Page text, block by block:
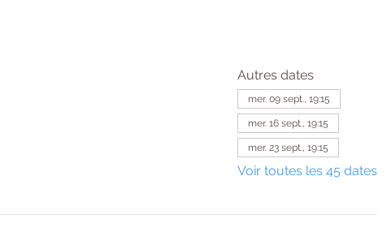
Autres dates
mer. 09 sept., 19:15
mer. 16 sept., 19:15
mer. 23 sept., 19:15
Voir toutes les 45 dates